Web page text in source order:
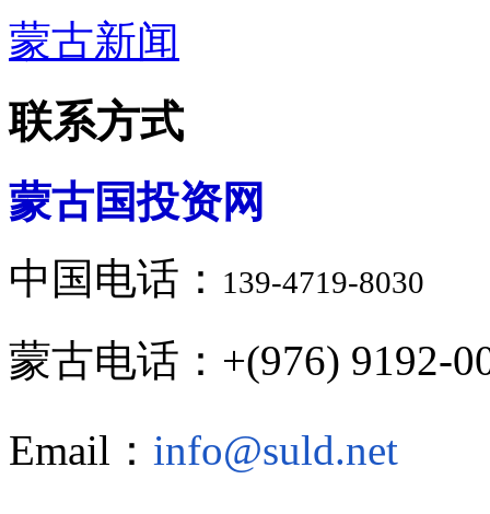
蒙古新闻
联系方式
蒙古国投资网
中国电话： 139-4719-8030
蒙古电话：+(976) 9192-
Email： info@suld.net